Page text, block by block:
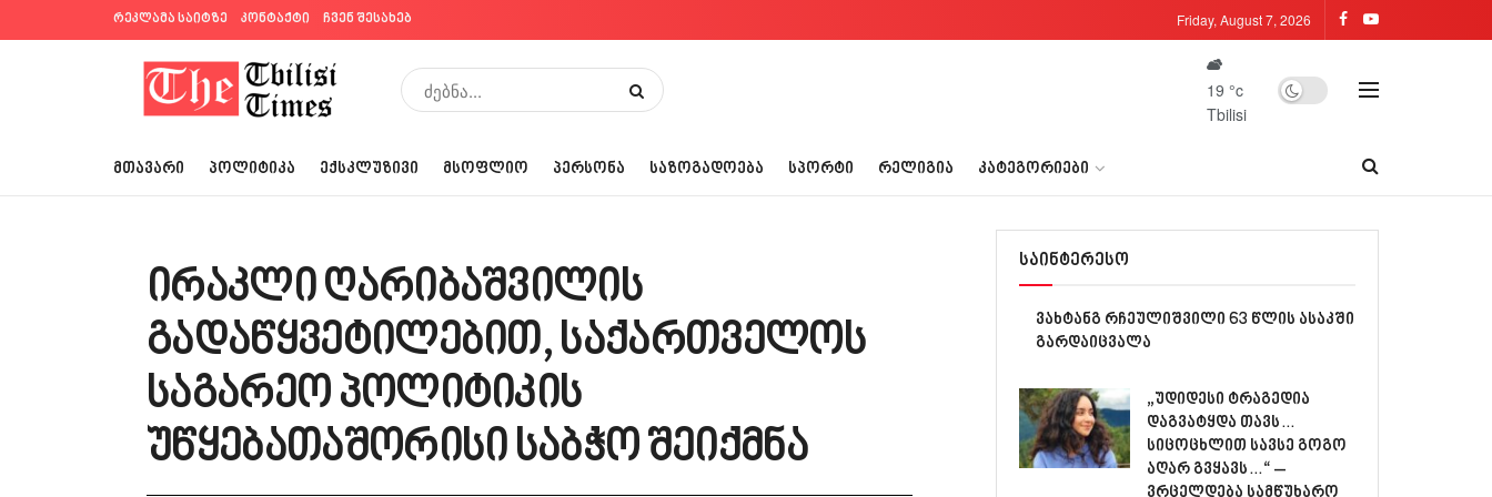
რეკლამა საიტზე კონტაქტი ჩვენ შესახებ Friday, August 7, 2026
19 °c
Tbilisi
ᲛᲗᲐᲕᲐᲠᲘ ᲞᲝᲚᲘᲢᲘᲙᲐ ᲔᲥᲡᲙᲚᲣᲖᲘᲕᲘ ᲛᲡᲝᲤᲚᲘᲝ ᲞᲔᲠᲡᲝᲜᲐ ᲡᲐᲖᲝᲒᲐᲓᲝᲔᲑᲐ ᲡᲞᲝᲠᲢᲘ ᲠᲔᲚᲘᲒᲘᲐ ᲙᲐᲢᲔᲒᲝᲠᲘᲔᲑᲘ
ირაკლი ღარიბაშვილის
გადაწყვეტილებით, საქართველოს
საგარეო პოლიტიკის
უწყებათაშორისი საბჭო შეიქმნა
საინტერესო
ვახტანგ რჩეულიშვილი 63 წლის ასაკში
გარდაიცვალა
„უდიდესი ტრაგედია
დაგვატყდა თავს…
სიცოცხლით სავსე გოგო
აღარ გვყავს…“ –